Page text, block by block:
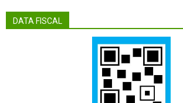
DATA FISCAL